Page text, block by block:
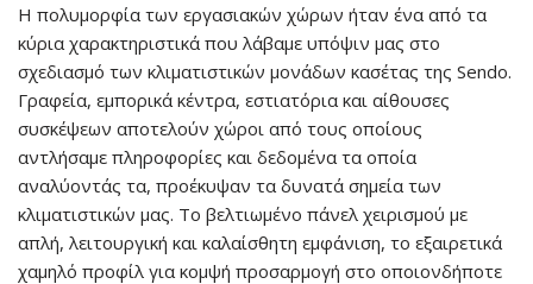
Η πολυμορφία των εργασιακών χώρων ήταν ένα από τα
κύρια χαρακτηριστικά που λάβαμε υπόψιν μας στο
σχεδιασμό των κλιματιστικών μονάδων κασέτας της Sendo.
Γραφεία, εμπορικά κέντρα, εστιατόρια και αίθουσες
συσκέψεων αποτελούν χώροι από τους οποίους
αντλήσαμε πληροφορίες και δεδομένα τα οποία
αναλύοντάς τα, προέκυψαν τα δυνατά σημεία των
κλιματιστικών μας. Το βελτιωμένο πάνελ χειρισμού με
απλή, λειτουργική και καλαίσθητη εμφάνιση, το εξαιρετικά
χαμηλό προφίλ για κομψή προσαρμογή στο οποιονδήποτε